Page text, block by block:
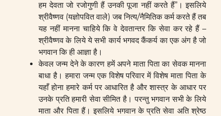
हम देवता जो रजोगुणी हैं उनकी पूजा नहीं करते हैं”। इसलिये
श्रीवैष्णव (यज्ञोपवित वाले) जब नित्य/नैमितिक कर्म करते हैं तब
यह नहीं मानना चाहिये कि वे देवतान्तर कि सेवा कर रहे हैं –
श्रीवैष्णव के लिये ये सभी कार्य भगवद कैंकर्य का एक अंग है जो
भगवान कि ही आज्ञा है।
केवल जन्म देने के कारण हमें अपने माता पिता का सेवक मानना
बाधा है। हमारा जन्म एक विशेष परिवार में विशेष माता पिता के
यहाँ होना हमारे कर्म पर आधारित है और शास्त्र के आधार पर
उनके प्रति हमारी सेवा सीमित है। परन्तु भगवान सभी के लिये
माता और पिता हैं। इसलिये भगवान के प्रति सेवा अति श्रेष्ठ